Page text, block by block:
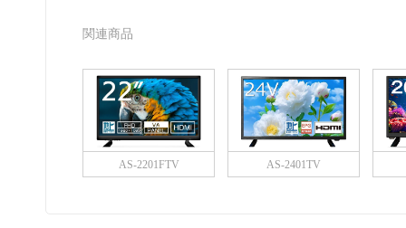
関連商品
AS-2201FTV AS-2401TV